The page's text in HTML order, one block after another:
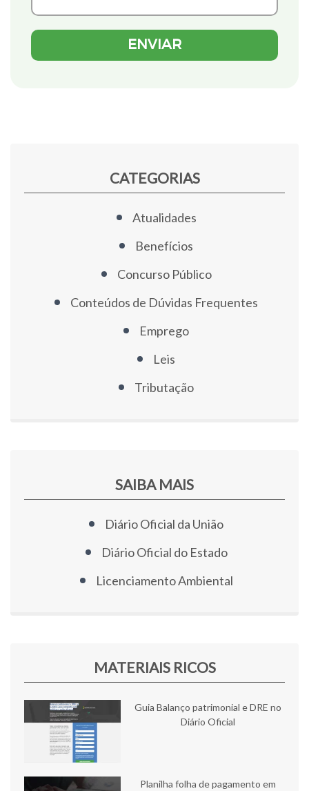
CATEGORIAS
Atualidades
Benefícios
Concurso Público
Conteúdos de Dúvidas Frequentes
Emprego
Leis
Tributação
SAIBA MAIS
Diário Oficial da União
Diário Oficial do Estado
Licenciamento Ambiental
MATERIAIS RICOS
Guia Balanço patrimonial e DRE no
Diário Oficial
Planilha folha de pagamento em